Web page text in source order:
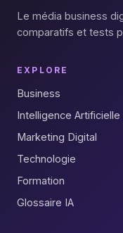
Le média business
comparatifs et tests
EXPLORE
Business
Intelligence Artificielle
Marketing Digital
Technologie
Formation
Glossaire IA